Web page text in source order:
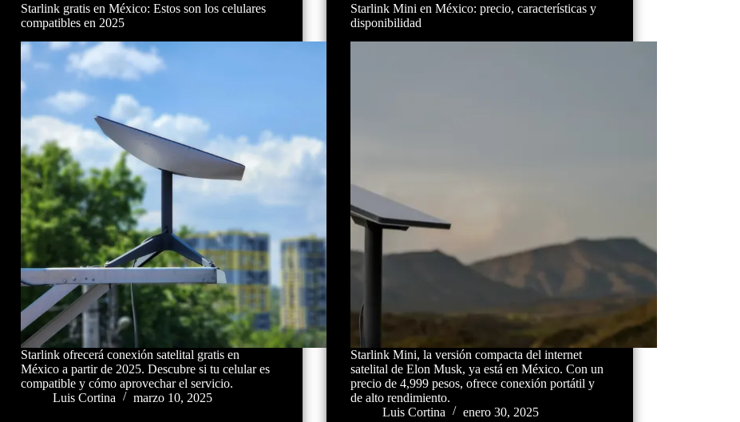
Starlink gratis en México: Estos son los celulares
compatibles en 2025
Starlink ofrecerá conexión satelital gratis en
México a partir de 2025. Descubre si tu celular es
compatible y cómo aprovechar el servicio.
Luis Cortina
marzo 10, 2025
Starlink Mini en México: precio, características y
disponibilidad
Starlink Mini, la versión compacta del internet
satelital de Elon Musk, ya está en México. Con un
precio de 4,999 pesos, ofrece conexión portátil y
de alto rendimiento.
Luis Cortina
enero 30, 2025